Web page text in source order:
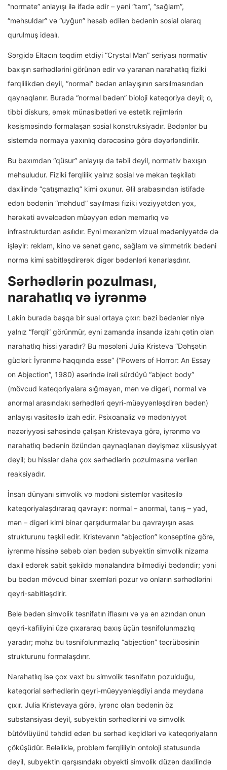
“normate” anlayışı ilə ifadə edir – yəni “tam”, “sağlam”,
“məhsuldar” və “uyğun” hesab edilən bədənin sosial olaraq
qurulmuş idealı.
Sərgidə Eltacın təqdim etdiyi “Crystal Man” seriyası normativ
baxışın sərhədlərini görünən edir və yaranan narahatlıq fiziki
fərqlilikdən deyil, “normal” bədən anlayışının sarsılmasından
qaynaqlanır. Burada “normal bədən” bioloji kateqoriya deyil; o,
tibbi diskurs, əmək münasibətləri və estetik rejimlərin
kəsişməsində formalaşan sosial konstruksiyadır. Bədənlər bu
sistemdə normaya yaxınlıq dərəcəsinə görə dəyərləndirilir.
Bu baxımdan “qüsur” anlayışı da təbii deyil, normativ baxışın
məhsuludur. Fiziki fərqlilik yalnız sosial və məkan təşkilatı
daxilində “çatışmazlıq” kimi oxunur. Əlil arabasından istifadə
edən bədənin “məhdud” sayılması fiziki vəziyyətdən yox,
hərəkəti əvvəlcədən müəyyən edən memarlıq və
infrastrukturdan asılıdır. Eyni mexanizm vizual mədəniyyətdə də
işləyir: reklam, kino və sənət gənc, sağlam və simmetrik bədəni
norma kimi sabitləşdirərək digər bədənləri kənarlaşdırır.
Sərhədlərin pozulması,
narahatlıq və iyrənmə
Lakin burada başqa bir sual ortaya çıxır: bəzi bədənlər niyə
yalnız “fərqli” görünmür, eyni zamanda insanda izahı çətin olan
narahatlıq hissi yaradır? Bu məsələni Julia Kristeva “Dəhşətin
gücləri: İyrənmə haqqında esse” (“Powers of Horror: An Essay
on Abjection”, 1980) əsərində irəli sürdüyü “abject body”
(mövcud kateqoriyalara sığmayan, mən və digəri, normal və
anormal arasındakı sərhədləri qeyri-müəyyənləşdirən bədən)
anlayışı vasitəsilə izah edir. Psixoanaliz və mədəniyyət
nəzəriyyəsi sahəsində çalışan Kristevaya görə, iyrənmə və
narahatlıq bədənin özündən qaynaqlanan dəyişməz xüsusiyyət
deyil; bu hisslər daha çox sərhədlərin pozulmasına verilən
reaksiyadır.
İnsan dünyanı simvolik və mədəni sistemlər vasitəsilə
kateqoriyalaşdıraraq qavrayır: normal – anormal, tanış – yad,
mən – digəri kimi binar qarşıdurmalar bu qavrayışın əsas
strukturunu təşkil edir. Kristevanın “abjection” konseptinə görə,
iyrənmə hissinə səbəb olan bədən subyektin simvolik nizama
daxil edərək sabit şəkildə mənalandıra bilmədiyi bədəndir; yəni
bu bədən mövcud binar sxemləri pozur və onların sərhədlərini
qeyri-sabitləşdirir.
Belə bədən simvolik təsnifatın iflasını və ya ən azından onun
qeyri-kafiliyini üzə çıxararaq baxış üçün təsnifolunmazlıq
yaradır; məhz bu təsnifolunmazlıq “abjection” təcrübəsinin
strukturunu formalaşdırır.
Narahatlıq isə çox vaxt bu simvolik təsnifatın pozulduğu,
kateqorial sərhədlərin qeyri-müəyyənləşdiyi anda meydana
çıxır. Julia Kristevaya görə, iyrənc olan bədənin öz
substansiyası deyil, subyektin sərhədlərini və simvolik
bütövlüyünü təhdid edən bu sərhəd keçidləri və kateqoriyaların
çöküşüdür. Beləliklə, problem fərqliliyin ontoloji statusunda
deyil, subyektin qarşısındakı obyekti simvolik düzən daxilində